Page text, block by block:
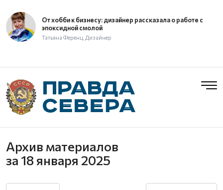
От хобби к бизнесу: дизайнер рассказала о работе с
эпоксидной смолой
Татьяна Ференц, Дизайнер
Архив материалов
за 18 января 2025